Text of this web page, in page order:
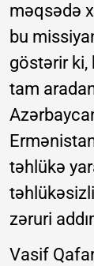
məqsədə
bu
göstərir ki,
tam
təhlükə
zəruri
Vasif